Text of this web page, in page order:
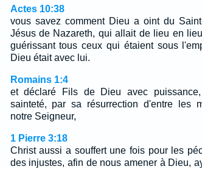
Actes 10:38
vous savez comment Dieu a oint du
Jésus de Nazareth, qui allait de lieu en
guérissant tous ceux qui étaient sous
Dieu était avec lui.
Romains 1:4
et déclaré Fils de Dieu avec
sainteté, par sa résurrection d'entre les
notre Seigneur,
1 Pierre 3:18
Christ aussi a souffert une fois pour les
des injustes, afin de nous amener à Dieu,